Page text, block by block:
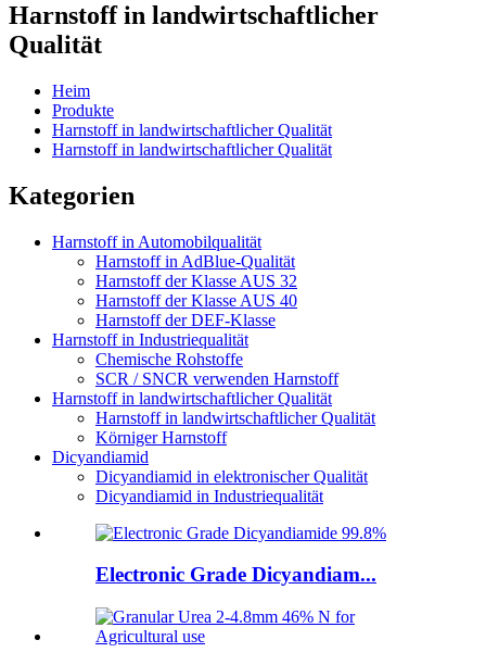
Harnstoff in landwirtschaftlicher
Qualität
Heim
Produkte
Harnstoff in landwirtschaftlicher Qualität
Harnstoff in landwirtschaftlicher Qualität
Kategorien
Harnstoff in Automobilqualität
Harnstoff in AdBlue-Qualität
Harnstoff der Klasse AUS 32
Harnstoff der Klasse AUS 40
Harnstoff der DEF-Klasse
Harnstoff in Industriequalität
Chemische Rohstoffe
SCR / SNCR verwenden Harnstoff
Harnstoff in landwirtschaftlicher Qualität
Harnstoff in landwirtschaftlicher Qualität
Körniger Harnstoff
Dicyandiamid
Dicyandiamid in elektronischer Qualität
Dicyandiamid in Industriequalität
Electronic Grade Dicyandiam...